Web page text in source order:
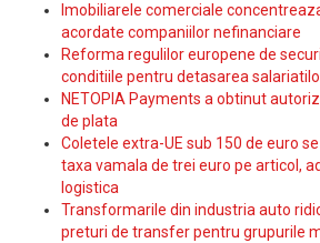
Imobiliarele comerciale
acordate companiilor nefinanciare
Reforma regulilor europene de
conditiile pentru detasarea
NETOPIA Payments a obtinut
de plata
Coletele extra-UE sub 150 de euro
taxa vamala de trei euro pe articol,
logistica
Transformarile din industria auto
preturi de transfer pentru grupurile